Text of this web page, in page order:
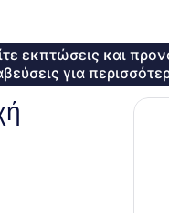
εκπτώσεις και
για